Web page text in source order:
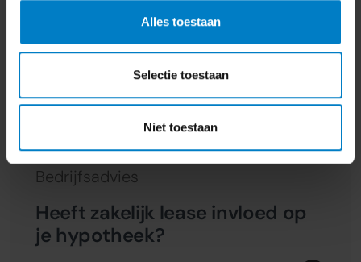
Alles toestaan
Selectie toestaan
Niet toestaan
Bedrijfsadvies
Heeft zakelijk lease invloed op
je hypotheek?